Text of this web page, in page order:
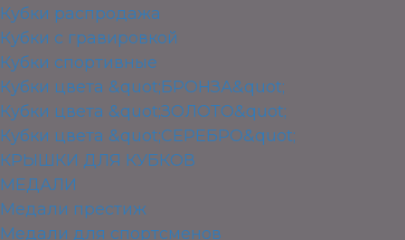
Кубки распродажа
Кубки с гравировкой
Кубки спортивные
Кубки цвета &quot;БРОНЗА&quot;
Кубки цвета &quot;ЗОЛОТО&quot;
Кубки цвета &quot;СЕРЕБРО&quot;
КРЫШКИ ДЛЯ КУБКОВ
МЕДАЛИ
Медали престиж
Медали для спортсменов